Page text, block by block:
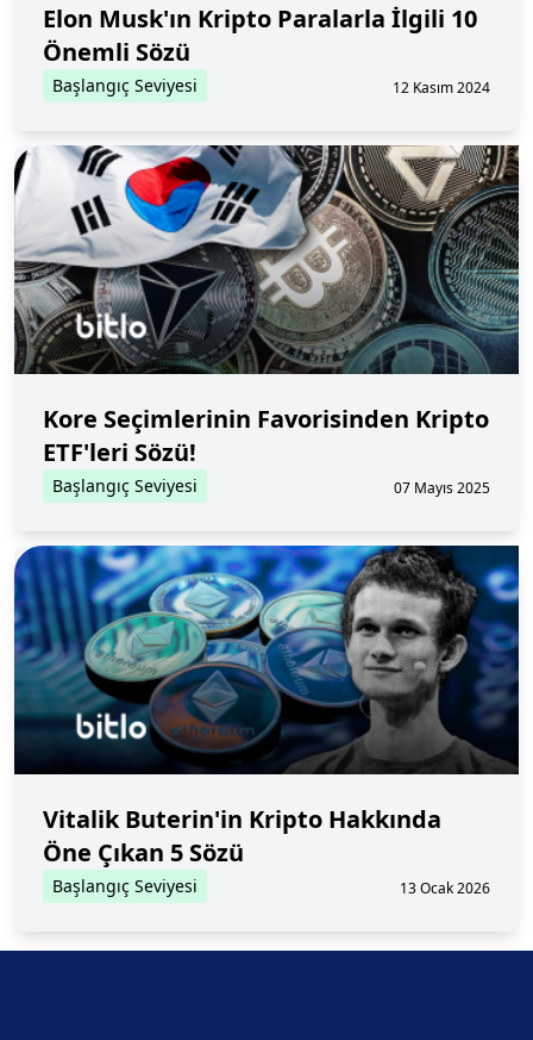
Elon Musk'ın Kripto Paralarla İlgili 10
Önemli Sözü
Başlangıç Seviyesi 12 Kasım 2024
Kore Seçimlerinin Favorisinden Kripto
ETF'leri Sözü!
Başlangıç Seviyesi 07 Mayıs 2025
Vitalik Buterin'in Kripto Hakkında
Öne Çıkan 5 Sözü
Başlangıç Seviyesi 13 Ocak 2026